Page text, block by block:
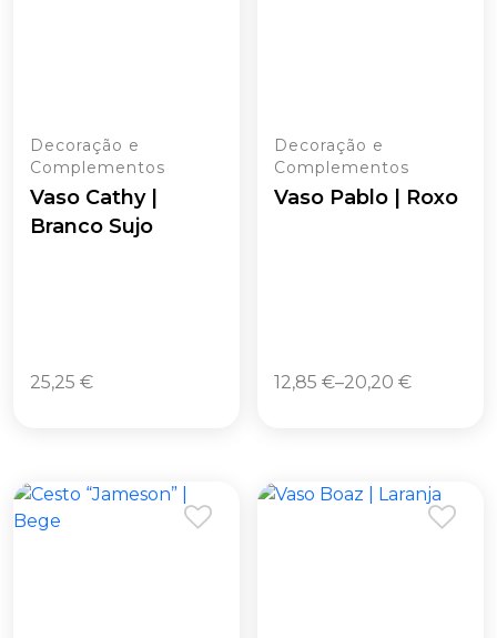
Decoração e
Complementos
Vaso Cathy |
Branco Sujo
25,25 €
Decoração e
Complementos
Vaso Pablo | Roxo
12,85€–20,20€